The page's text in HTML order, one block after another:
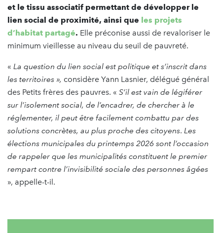
et le tissu associatif permettant de développer le
lien social de proximité, ainsi que les projets
d’habitat partagé. Elle préconise aussi de revaloriser le
minimum vieillesse au niveau du seuil de pauvreté.
« La question du lien social est politique et s’inscrit dans
les territoires », considère Yann Lasnier, délégué général
des Petits frères des pauvres. « S’il est vain de légiférer
sur l’isolement social, de l’encadrer, de chercher à le
réglementer, il peut être facilement combattu par des
solutions concrètes, au plus proche des citoyens. Les
élections municipales du printemps 2026 sont l’occasion
de rappeler que les municipalités constituent le premier
rempart contre l’invisibilité sociale des personnes âgées
», appelle-t-il.